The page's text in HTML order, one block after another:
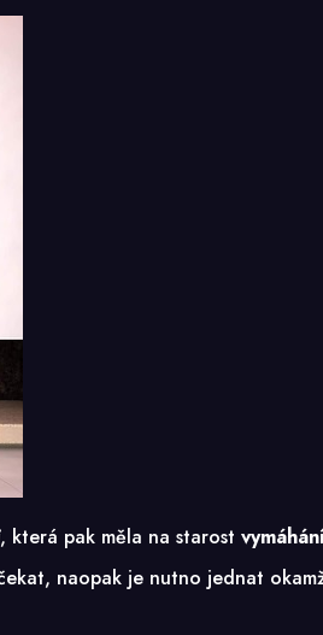
, která pak měla na starost
naopak je nutno jednat